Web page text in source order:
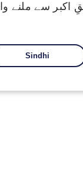
سے ملنے
Sindhi